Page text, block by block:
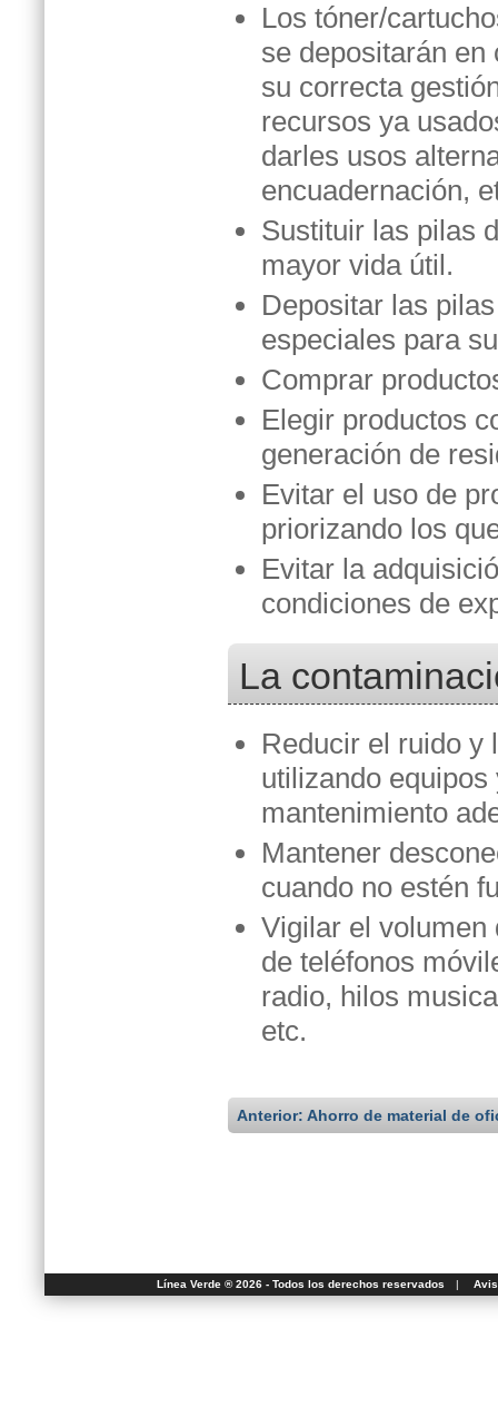
Los tóner/
se depositarán en
su correcta
recursos ya
darles usos
encuadernación,
Sustituir las pilas
mayor vida útil.
Depositar las
especiales para
Comprar
Elegir productos
generación de
Evitar el uso de
priorizando los
Evitar la
condiciones de
La
Reducir el ruido y
utilizando
mantenimiento
Mantener
cuando no estén
Vigilar el volumen
de teléfonos
radio, hilos
etc.
Anterior: Ahorro de material de
Línea Verde ® 2026 - Todos los derechos reservados |